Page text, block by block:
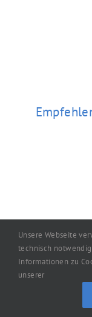
Copyright
Unsere Webseite
technisch
Informationen zu
unserer